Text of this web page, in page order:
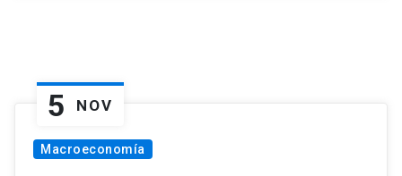
5 NOV
Macroeconomía